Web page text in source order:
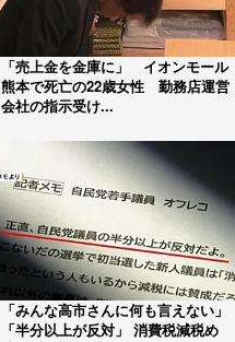
「売上金を金庫に」 イオンモール
熊本で死亡の22歳女性 勤務店運営
会社の指示受け...
「みんな高市さんに何も言えない」
「半分以上が反対」 消費税減税め